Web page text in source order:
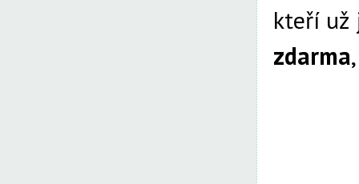
kteří už
zdarma